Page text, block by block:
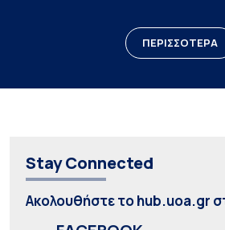
ΠΕΡΙΣΣΟΤΕΡΑ
Stay Connected
Ακολουθήστε το hub.uoa.gr